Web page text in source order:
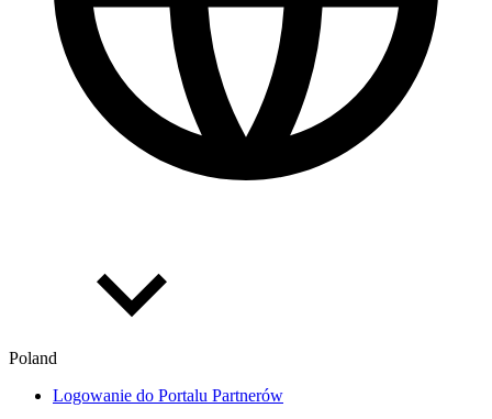
Poland
Logowanie do Portalu Partnerów